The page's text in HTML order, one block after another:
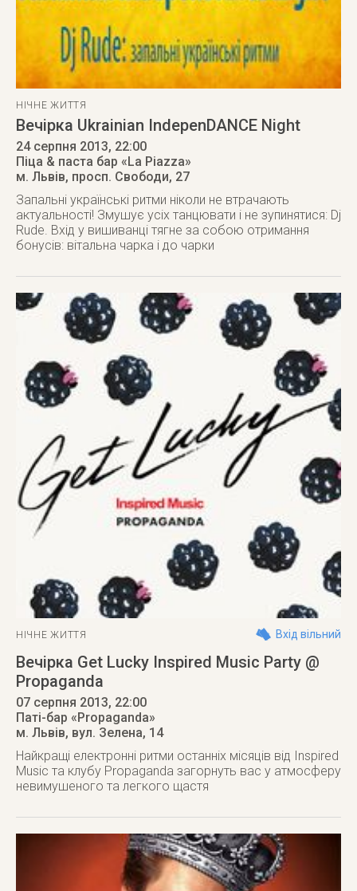
НІЧНЕ ЖИТТЯ
Вечірка Ukrainian IndepenDANCE Night
24 серпня 2013, 22:00
Піца & паста бар «La Piazza»
м. Львів, просп. Свободи, 27
Запальні українські ритми ніколи не втрачають
актуальності! Змушує усіх танцювати і не зупинятися: Dj
Rude. Вхід у вишиванці тягне за собою отримання
бонусів: вітальна чарка і до чарки
НІЧНЕ ЖИТТЯ Вхід вільний
Вечірка Get Lucky Inspired Music Party @
Propaganda
07 серпня 2013, 22:00
Паті-бар «Propaganda»
м. Львів, вул. Зелена, 14
Найкращі електронні ритми останніх місяців від Inspired
Music та клубу Propaganda загорнуть вас у атмосферу
невимушеного та легкого щастя